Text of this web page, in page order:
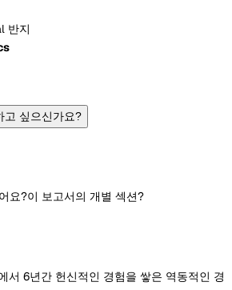
반지
고 싶으신가요?
요?이 보고서의 개별 섹션?
서 6년간 헌신적인 경험을 쌓은 역동적인 경